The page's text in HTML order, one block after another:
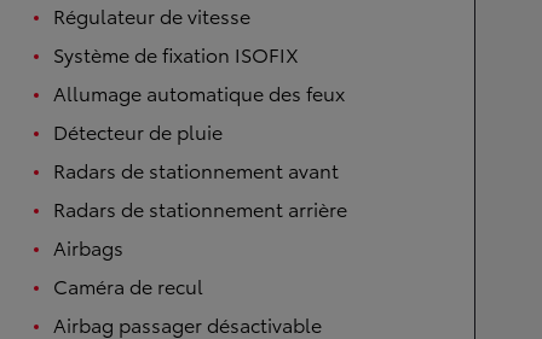
Régulateur de vitesse
Système de fixation ISOFIX
Allumage automatique des feux
Détecteur de pluie
Radars de stationnement avant
Radars de stationnement arrière
Airbags
Caméra de recul
Airbag passager désactivable